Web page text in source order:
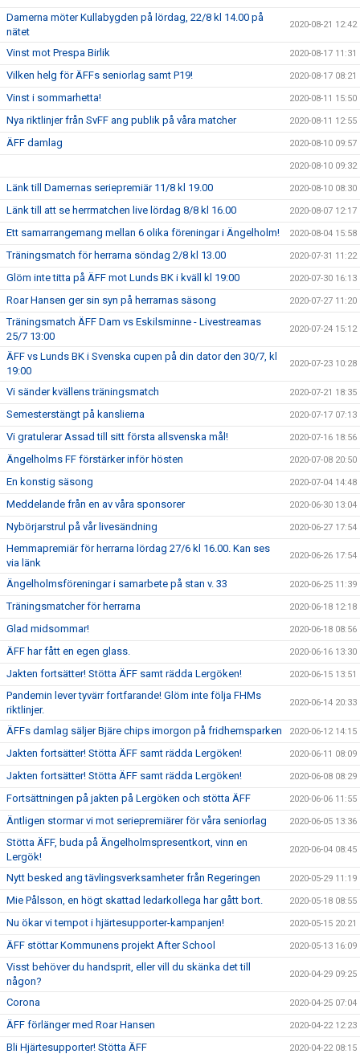
Damerna möter Kullabygden på lördag, 22/8 kl 14.00 på
nätet
2020-08-21 12:42
Vinst mot Prespa Birlik 2020-08-17 11:31
Vilken helg för ÄFFs seniorlag samt P19! 2020-08-17 08:21
Vinst i sommarhetta! 2020-08-11 15:50
Nya riktlinjer från SvFF ang publik på våra matcher 2020-08-11 12:55
ÄFF damlag 2020-08-10 09:57
2020-08-10 09:32
Länk till Damernas seriepremiär 11/8 kl 19.00 2020-08-10 08:30
Länk till att se herrmatchen live lördag 8/8 kl 16.00 2020-08-07 12:17
Ett samarrangemang mellan 6 olika föreningar i Ängelholm! 2020-08-04 15:58
Träningsmatch för herrarna söndag 2/8 kl 13.00 2020-07-31 11:22
Glöm inte titta på ÄFF mot Lunds BK i kväll kl 19:00 2020-07-30 16:13
Roar Hansen ger sin syn på herrarnas säsong 2020-07-27 11:20
Träningsmatch ÄFF Dam vs Eskilsminne - Livestreamas
25/7 13:00
2020-07-24 15:12
ÄFF vs Lunds BK i Svenska cupen på din dator den 30/7, kl
19:00
2020-07-23 10:28
Vi sänder kvällens träningsmatch 2020-07-21 18:35
Semesterstängt på kanslierna 2020-07-17 07:13
Vi gratulerar Assad till sitt första allsvenska mål! 2020-07-16 18:56
Ängelholms FF förstärker inför hösten 2020-07-08 20:50
En konstig säsong 2020-07-04 14:48
Meddelande från en av våra sponsorer 2020-06-30 13:04
Nybörjarstrul på vår livesändning 2020-06-27 17:54
Hemmapremiär för herrarna lördag 27/6 kl 16.00. Kan ses
via länk
2020-06-26 17:54
Ängelholmsföreningar i samarbete på stan v. 33 2020-06-25 11:39
Träningsmatcher för herrarna 2020-06-18 12:18
Glad midsommar! 2020-06-18 08:56
ÄFF har fått en egen glass. 2020-06-16 13:30
Jakten fortsätter! Stötta ÄFF samt rädda Lergöken! 2020-06-15 13:51
Pandemin lever tyvärr fortfarande! Glöm inte följa FHMs
riktlinjer.
2020-06-14 20:33
ÄFFs damlag säljer Bjäre chips imorgon på fridhemsparken 2020-06-12 14:15
Jakten fortsätter! Stötta ÄFF samt rädda Lergöken! 2020-06-11 08:09
Jakten fortsätter! Stötta ÄFF samt rädda Lergöken! 2020-06-08 08:29
Fortsättningen på jakten på Lergöken och stötta ÄFF 2020-06-06 11:55
Äntligen stormar vi mot seriepremiärer för våra seniorlag 2020-06-05 13:36
Stötta ÄFF, buda på Ängelholmspresentkort, vinn en
Lergök!
2020-06-04 08:45
Nytt besked ang tävlingsverksamheter från Regeringen 2020-05-29 11:19
Mie Pålsson, en högt skattad ledarkollega har gått bort. 2020-05-18 08:55
Nu ökar vi tempot i hjärtesupporter-kampanjen! 2020-05-15 20:21
ÄFF stöttar Kommunens projekt After School 2020-05-13 16:09
Visst behöver du handsprit, eller vill du skänka det till
någon?
2020-04-29 09:25
Corona 2020-04-25 07:04
ÄFF förlänger med Roar Hansen 2020-04-22 12:23
Bli Hjärtesupporter! Stötta ÄFF 2020-04-22 08:15